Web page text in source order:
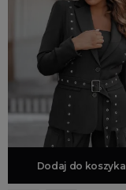
Dodaj do koszyka